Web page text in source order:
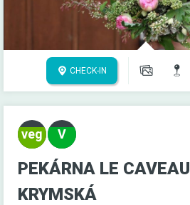
CHECK-IN
PEKÁRNA LE CAVEAU
KRYMSKÁ